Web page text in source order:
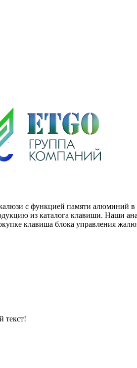
с функцией памяти алюминий
из каталога клавиши. Наши
клавиша блока управления
текст!